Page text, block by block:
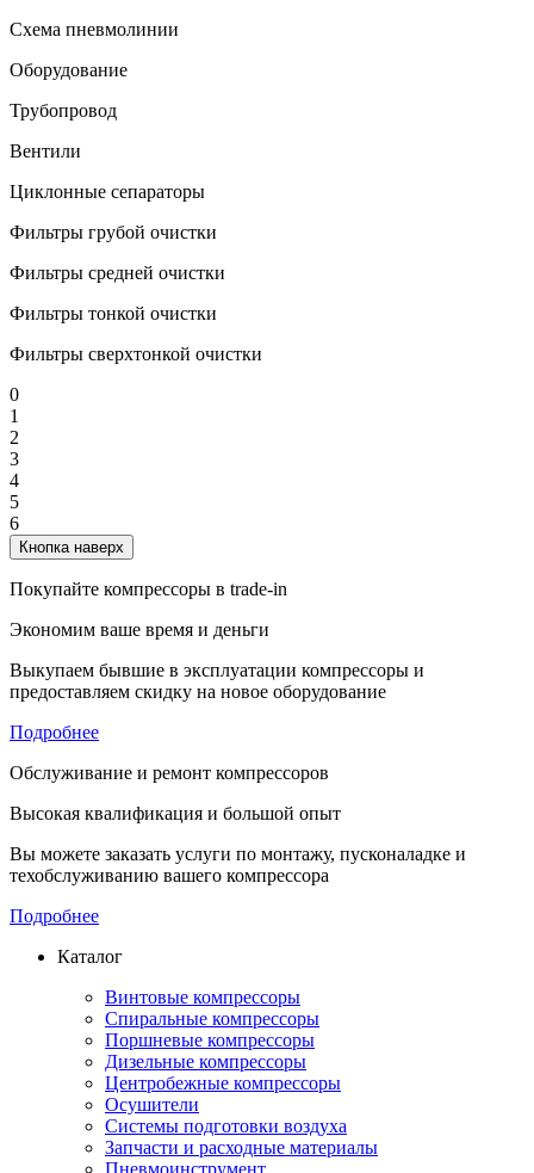
Схема пневмолинии
Оборудование
Трубопровод
Вентили
Циклонные сепараторы
Фильтры грубой очистки
Фильтры средней очистки
Фильтры тонкой очистки
Фильтры сверхтонкой очистки
0
1
2
3
4
5
6
Кнопка наверх
Покупайте компрессоры в trade-in
Экономим ваше время и деньги
Выкупаем бывшие в эксплуатации компрессоры и
предоставляем скидку на новое оборудование
Подробнее
Обслуживание и ремонт компрессоров
Высокая квалификация и большой опыт
Вы можете заказать услуги по монтажу, пусконаладке и
техобслуживанию вашего компрессора
Подробнее
Каталог
Винтовые компрессоры
Спиральные компрессоры
Поршневые компрессоры
Дизельные компрессоры
Центробежные компрессоры
Осушители
Системы подготовки воздуха
Запчасти и расходные материалы
Пневмоинструмент